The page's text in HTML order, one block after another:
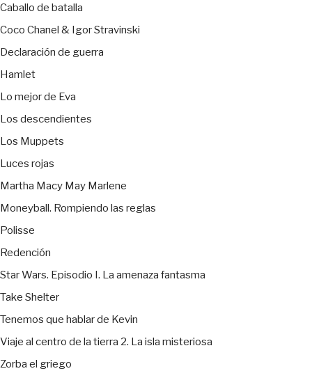
Caballo de batalla
Coco Chanel & Igor Stravinski
Declaración de guerra
Hamlet
Lo mejor de Eva
Los descendientes
Los Muppets
Luces rojas
Martha Macy May Marlene
Moneyball. Rompiendo las reglas
Polisse
Redención
Star Wars. Episodio I. La amenaza fantasma
Take Shelter
Tenemos que hablar de Kevin
Viaje al centro de la tierra 2. La isla misteriosa
Zorba el griego